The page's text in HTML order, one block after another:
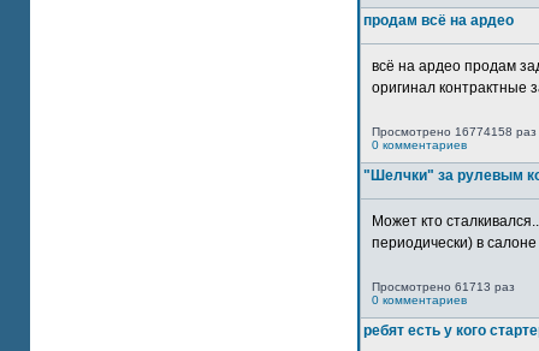
продам всё на ардео
всё на ардео продам
оригинал контрактные
Просмотрено 16774158 раз
0 комментариев
"Шелчки" за рулевым
Может кто
периодически) в
Просмотрено 61713 раз
0 комментариев
ребят есть у кого